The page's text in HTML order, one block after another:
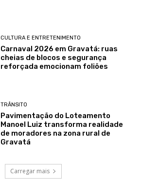
CULTURA E ENTRETENIMENTO
Carnaval 2026 em Gravatá: ruas
cheias de blocos e segurança
reforçada emocionam foliões
TRÂNSITO
Pavimentação do Loteamento
Manoel Luiz transforma realidade
de moradores na zona rural de
Gravatá
Carregar mais